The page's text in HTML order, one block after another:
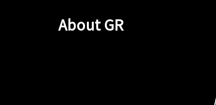
About GR